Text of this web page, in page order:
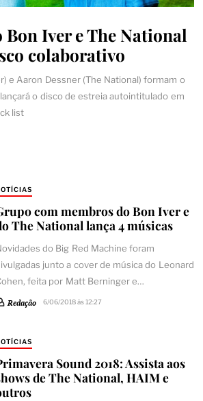
Iver e The National
colaborativo
e Aaron Dessner (The National) formam o
o disco de estreia autointitulado em
list
com membros do Bon Iver e
The National lança 4 músicas
do Big Red Machine foram
junto a cover de música do Leonard
feita por Matt Berninger e…
Redação 6/06/2018 às 12:27
Sound 2018: Assista aos
de The National, HAIM e